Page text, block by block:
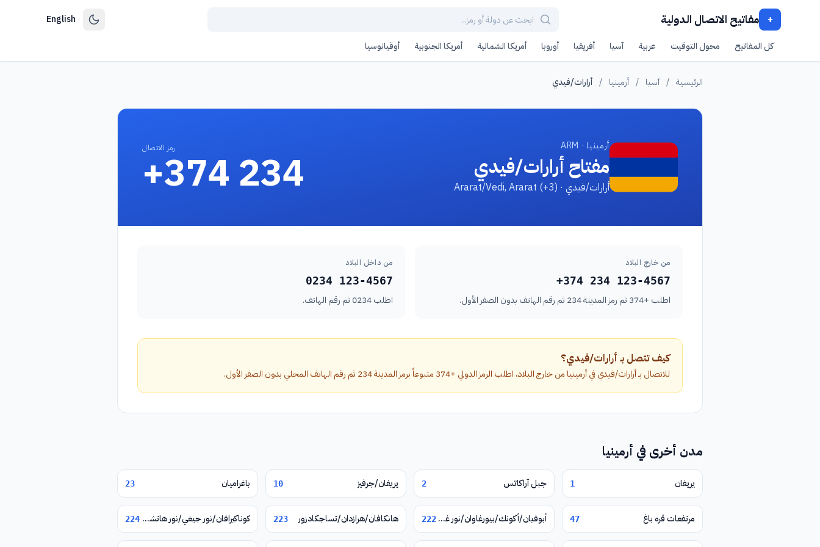
+ مفاتيح الاتصال الدولية English
كل المفاتيح محول التوقيت عربية آسيا أفريقيا أوروبا أمريكا الشمالية أمريكا الجنوبية أوقيانوسيا
الرئيسية / آسيا / أرمينيا / أرارات/فيدي
أرمينيا · ARM
مفتاح أرارات/فيدي
أرارات/فيدي · Ararat/Vedi, Ararat (+3)
رمز الاتصال
+374 234
من خارج البلاد
+374 234 123-4567
اطلب +374 ثم رمز المدينة 234 ثم رقم الهاتف بدون الصفر الأول.
من داخل البلاد
0234 123-4567
اطلب 0234 ثم رقم الهاتف.
كيف تتصل بـ أرارات/فيدي؟
للاتصال بـ أرارات/فيدي في أرمينيا من خارج البلاد، اطلب الرمز الدولي +374 متبوعاً برمز المدينة 234 ثم رقم الهاتف المحلي بدون الصفر الأول.
مدن أخرى في أرمينيا
يريفان 1 جبل آراكاتس 2 يريفان/جرفيز 10 باغراميان 23
مرتفعات قره باغ 47 أبوفيان/أكونك/بيورغاوان/نور غيوغ/فيرين بتغني 222 هانكافان/هرازدان/تساجكادزور 223 كوناكيرافان/نور جيغي/نور هاتشن/يغوارد 224